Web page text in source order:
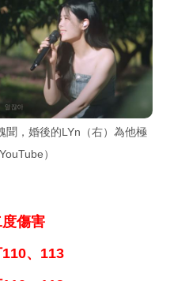
聞，婚後的LYn（右）為他極
）
傷害
、113